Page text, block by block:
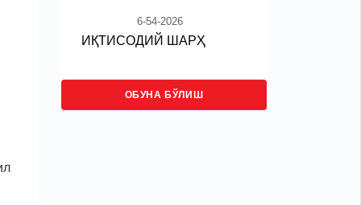
6-54-2026
ИҚТИСОДИЙ ШАРҲ
ОБУНА БЎЛИШ